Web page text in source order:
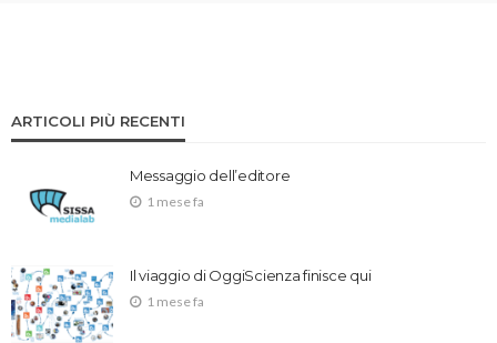
ARTICOLI PIÙ RECENTI
Messaggio dell’editore
1 mese fa
Il viaggio di OggiScienza finisce qui
1 mese fa